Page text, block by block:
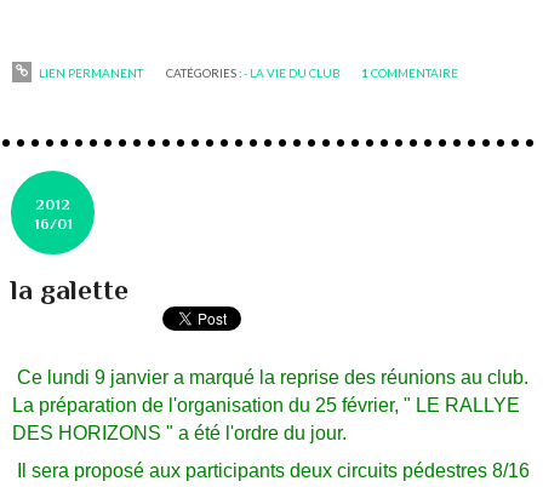
LIEN PERMANENT CATÉGORIES :- LA VIE DU CLUB 1 COMMENTAIRE
2012
16/01
la galette
Ce lundi 9 janvier a marqué la reprise des réunions au club.
La préparation de l'organisation du 25 février, " LE RALLYE
DES HORIZONS " a été l'ordre du jour.
Il sera proposé aux participants deux circuits pédestres 8/16